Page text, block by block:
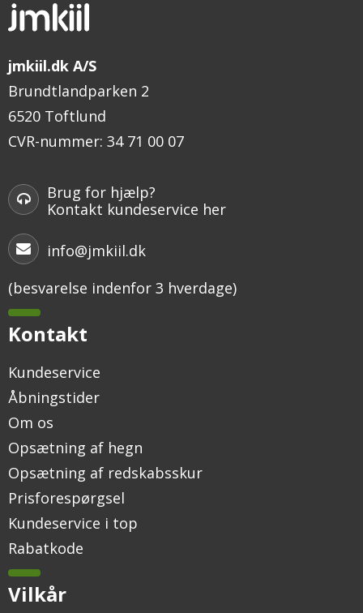
jmkiil.dk A/S
Brundtlandparken 2
6520 Toftlund
CVR-nummer: 34 71 00 07
Brug for hjælp?
Kontakt kundeservice her
info@jmkiil.dk
(besvarelse indenfor 3 hverdage)
Kontakt
Kundeservice
Åbningstider
Om os
Opsætning af hegn
Opsætning af redskabsskur
Prisforespørgsel
Kundeservice i top
Rabatkode
Vilkår